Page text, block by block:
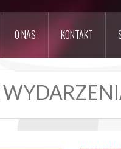
O NAS KONTAKT